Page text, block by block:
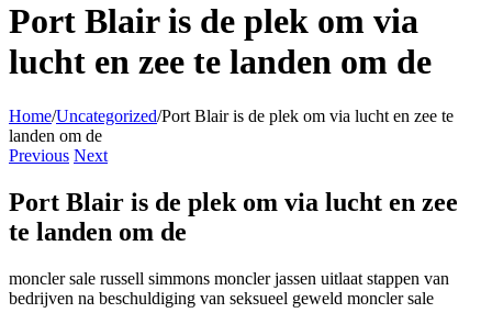
Port Blair is de plek om via
lucht en zee te landen om de
Home/Uncategorized/Port Blair is de plek om via lucht en zee te
landen om de
Previous Next
Port Blair is de plek om via lucht en zee
te landen om de
moncler sale russell simmons moncler jassen uitlaat stappen van
bedrijven na beschuldiging van seksueel geweld moncler sale